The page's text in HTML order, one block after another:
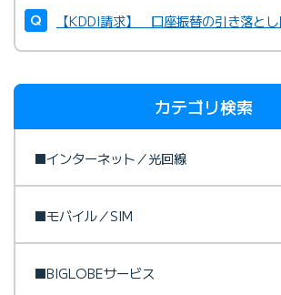
【KDDI請求】 口座振替の引き落と
カテゴリ検索
■インターネット／光回線
■モバイル／SIM
■BIGLOBEサービス